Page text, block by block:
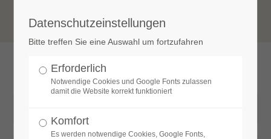
Der Eintrag "offcanvas-col1" existiert leider
Der Eintrag "offcanvas-col2" existiert leider
Der Eintrag "offcanvas-col3" existiert leider
Datenschutzeinstellungen
Bitte treffen Sie eine Auswahl um fortzufahren
Erforderlich
Notwendige Cookies und Google Fonts zulassen
damit die Website korrekt funktioniert
Komfort
Es werden notwendige Cookies, Google Fonts,